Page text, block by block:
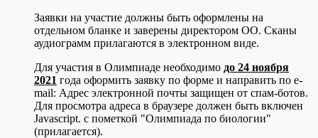
Заявки на участие должны быть оформлены на
отдельном бланке и заверены директором ОО. Сканы
аудиограмм прилагаются в электронном виде.
Для участия в Олимпиаде необходимо до 24 ноября
2021 года оформить заявку по форме и направить по e-
mail: Адрес электронной почты защищен от спам-ботов.
Для просмотра адреса в браузере должен быть включен
Javascript. с пометкой "Олимпиада по биологии"
(прилагается).